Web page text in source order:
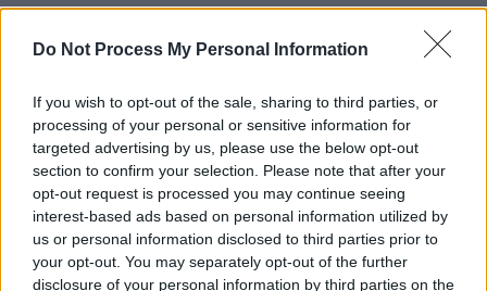
Do Not Process My Personal Information
If you wish to opt-out of the sale, sharing to third parties, or
processing of your personal or sensitive information for
targeted advertising by us, please use the below opt-out
section to confirm your selection. Please note that after your
opt-out request is processed you may continue seeing
interest-based ads based on personal information utilized by
us or personal information disclosed to third parties prior to
your opt-out. You may separately opt-out of the further
disclosure of your personal information by third parties on the
5.090.591είναι οιάνδρεςκαι 5.323.391 οι
γυναίκες.
Η μείωση κατά0,5% του μόνιμου πληθυσμού
είναι αποτέλεσμα τηςφυσικής μείωσηςτου
πληθυσμού που ανήλθε σε 64.000 άτομα
(75.921 γεννήσεις έναντι 139.921 θανάτων